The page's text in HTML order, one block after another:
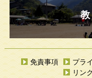
免責事項 プラ
リン